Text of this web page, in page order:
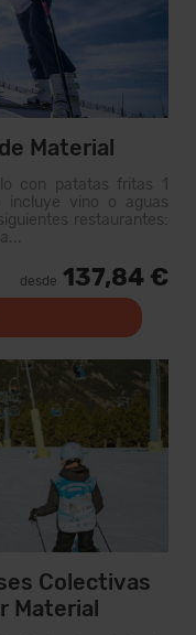
Material
con patatas fritas 1
incluye vino o aguas
restaurantes:
desde 137,84 €
Colectivas
Material